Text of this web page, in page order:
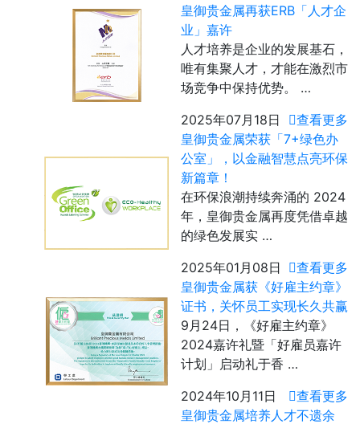
皇御贵金属再获ERB「人才企
业」嘉许
人才培养是企业的发展基石，
唯有集聚人才，才能在激烈市
场竞争中保持优势。 …
2025年07月18日
查看更多
皇御贵金属荣获「7+绿色办
公室」，以金融智慧点亮环保
新篇章！
在环保浪潮持续奔涌的 2024
年，皇御贵金属再度凭借卓越
的绿色发展实 …
2025年01月08日
查看更多
皇御贵金属获《好雇主约章》
证书，关怀员工实现长久共赢
9月24日，《好雇主约章》
2024嘉许礼暨「好雇员嘉许
计划」启动礼于香 …
2024年10月11日
查看更多
皇御贵金属培养人才不遗余